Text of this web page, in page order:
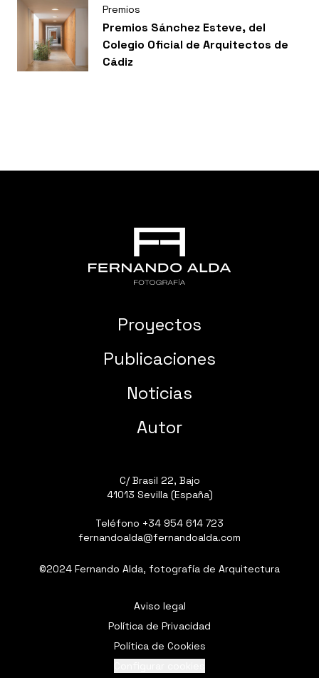
Premios
Premios Sánchez Esteve, del
Colegio Oficial de Arquitectos de
Cádiz
Proyectos
Publicaciones
Noticias
Autor
C/ Brasil 22, Bajo
41013 Sevilla (España)
Teléfono +34 954 614 723
fernandoalda@fernandoalda.com
©2024 Fernando Alda, fotografía de Arquitectura
Aviso legal
Política de Privacidad
Política de Cookies